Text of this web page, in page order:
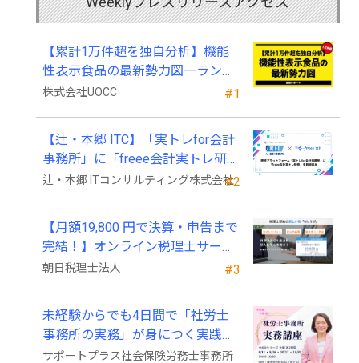
#1
【累計1万件超を独自分析】機能
性表示食品の最新勢力図―ランキ
ングと2025年4月以降の変化
株式会社UOCC
#2
【辻・本郷 ITC】「実トレfor会計
事務所」に「freee会計実トレ研
修」を新規追加
辻・本郷 ITコンサルティング株式会社
#3
【月額19,800 円で決算・申告まで
完結！】オンライン税理士サービ
ス「Wiz サポ」
朝日税理士法人
未経験からでも4日間で「社労士
事務所の実務」が身につく実践講
座、2026年9月開講
サポートプラス社会保険労務士事務所